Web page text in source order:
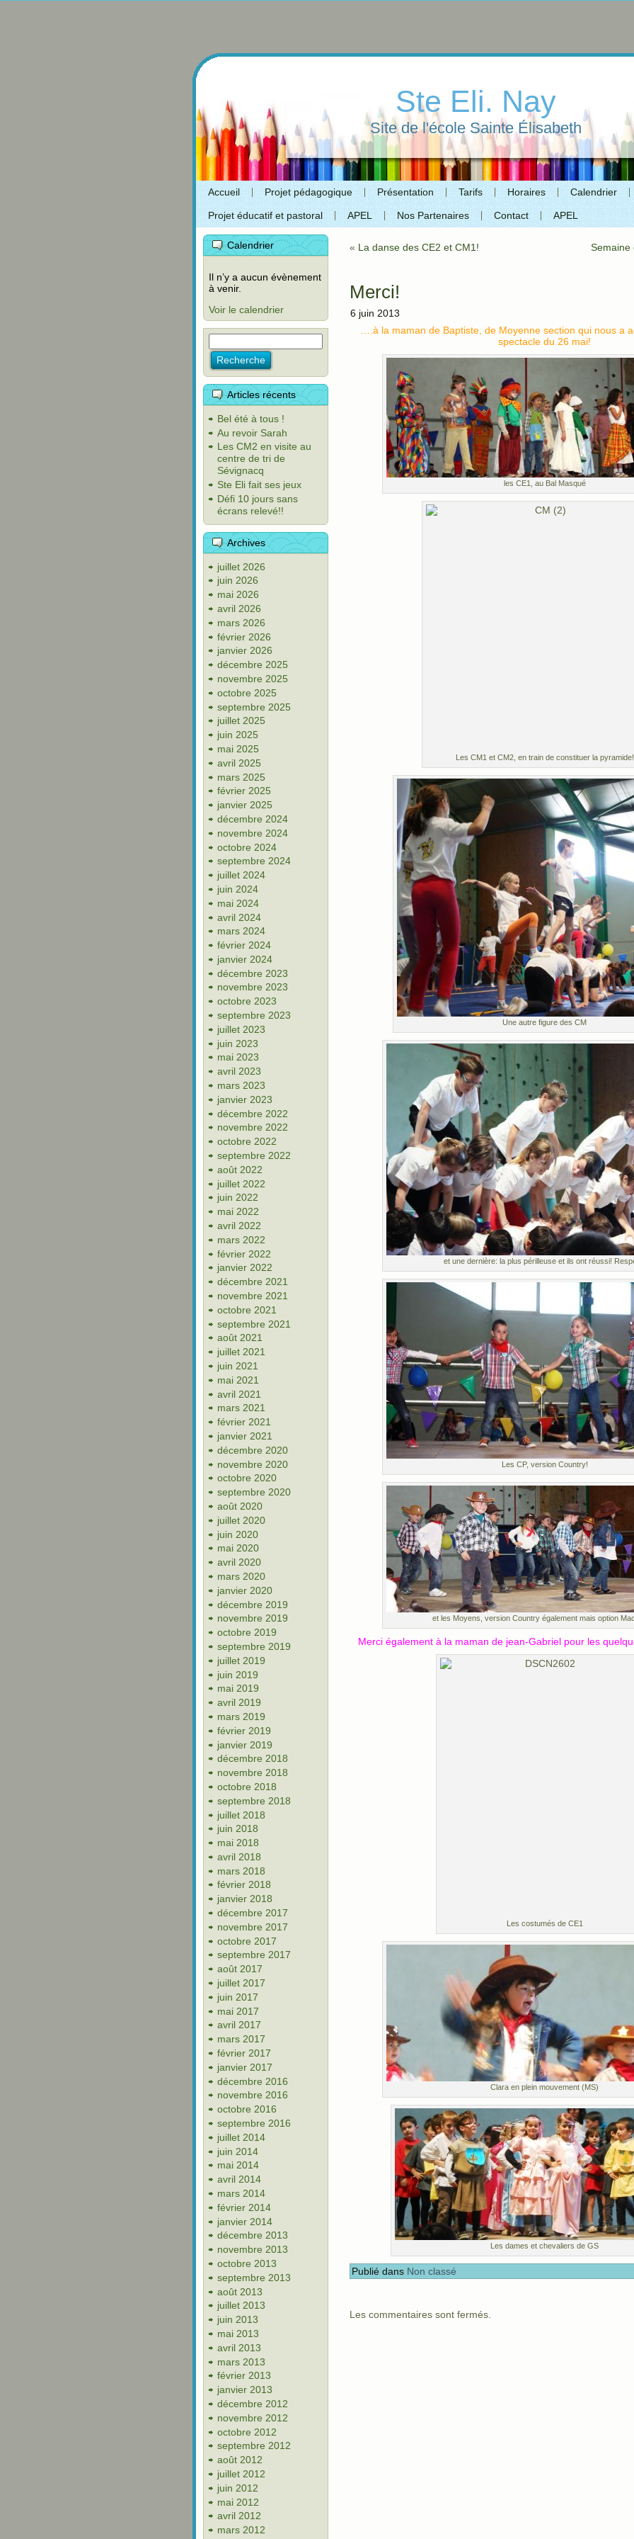
Ste Eli. Nay
Site de l'école Sainte Élisabeth
Accueil Projet pédagogique Présentation Tarifs Horaires Calendrier
Projet éducatif et pastoral APEL Nos Partenaires Contact APEL
Calendrier
Il n’y a aucun évènement
à venir.
Voir le calendrier
Articles récents
Bel été à tous !
Au revoir Sarah
Les CM2 en visite au
centre de tri de
Sévignacq
Ste Eli fait ses jeux
Défi 10 jours sans
écrans relevé!!
Archives
juillet 2026
juin 2026
mai 2026
avril 2026
mars 2026
février 2026
janvier 2026
décembre 2025
novembre 2025
octobre 2025
septembre 2025
juillet 2025
juin 2025
mai 2025
avril 2025
mars 2025
février 2025
janvier 2025
décembre 2024
novembre 2024
octobre 2024
septembre 2024
juillet 2024
juin 2024
mai 2024
avril 2024
mars 2024
février 2024
janvier 2024
décembre 2023
novembre 2023
octobre 2023
septembre 2023
juillet 2023
juin 2023
mai 2023
avril 2023
mars 2023
janvier 2023
décembre 2022
novembre 2022
octobre 2022
septembre 2022
août 2022
juillet 2022
juin 2022
mai 2022
avril 2022
mars 2022
février 2022
janvier 2022
décembre 2021
novembre 2021
octobre 2021
septembre 2021
août 2021
juillet 2021
juin 2021
mai 2021
avril 2021
mars 2021
février 2021
janvier 2021
décembre 2020
novembre 2020
octobre 2020
septembre 2020
août 2020
juillet 2020
juin 2020
mai 2020
avril 2020
mars 2020
janvier 2020
décembre 2019
novembre 2019
octobre 2019
septembre 2019
juillet 2019
juin 2019
mai 2019
avril 2019
mars 2019
février 2019
janvier 2019
décembre 2018
novembre 2018
octobre 2018
septembre 2018
juillet 2018
juin 2018
mai 2018
avril 2018
mars 2018
février 2018
janvier 2018
décembre 2017
novembre 2017
octobre 2017
septembre 2017
août 2017
juillet 2017
juin 2017
mai 2017
avril 2017
mars 2017
février 2017
janvier 2017
décembre 2016
novembre 2016
octobre 2016
septembre 2016
juillet 2014
juin 2014
mai 2014
avril 2014
mars 2014
février 2014
janvier 2014
décembre 2013
novembre 2013
octobre 2013
septembre 2013
août 2013
juillet 2013
juin 2013
mai 2013
avril 2013
mars 2013
février 2013
janvier 2013
décembre 2012
novembre 2012
octobre 2012
septembre 2012
août 2012
juillet 2012
juin 2012
mai 2012
avril 2012
mars 2012
« La danse des CE2 et CM1! Semaine
Merci!
6 juin 2013
….à la maman de Baptiste, de Moyenne section qui nous a
spectacle du 26 mai!
les CE1, au Bal Masqué
Les CM1 et CM2, en train de constituer la pyramide!
Une autre figure des CM
et une dernière: la plus périlleuse et ils ont réussi!
Les CP, version Country!
et les Moyens, version Country également mais option
Merci également à la maman de jean-Gabriel pour les
Les costumés de CE1
Clara en plein mouvement (MS)
Les dames et chevaliers de GS
Publié dans Non classé
Les commentaires sont fermés.